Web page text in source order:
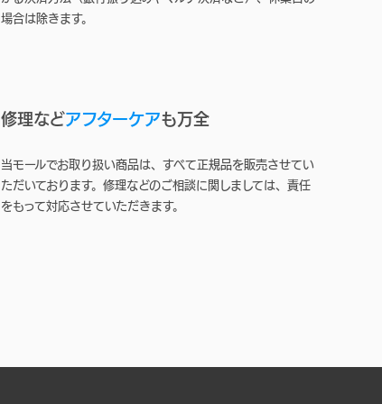
場合は除きます。
修理などアフターケアも万全
当モールでお取り扱い商品は、すべて正規品を販売させてい
ただいております。修理などのご相談に関しましては、責任
をもって対応させていただきます。